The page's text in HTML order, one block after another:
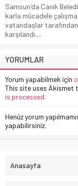
Samsun'da Canik
karla mücadele
vatandaşlar
karşılandı....
YORUMLAR
Yorum yapabilmek için
This site uses Akismet
is processed.
Henüz yorum
yapabilirsiniz.
Anasayfa